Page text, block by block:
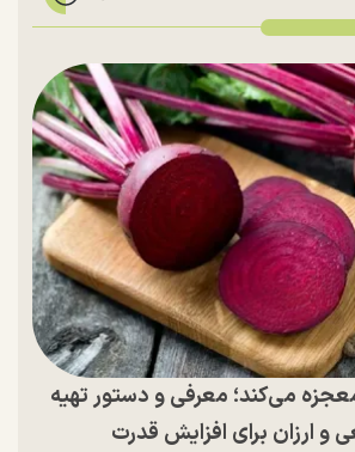
می‌کند؛ معرفی و دستور تهیه
ارزان برای افزایش قدرت